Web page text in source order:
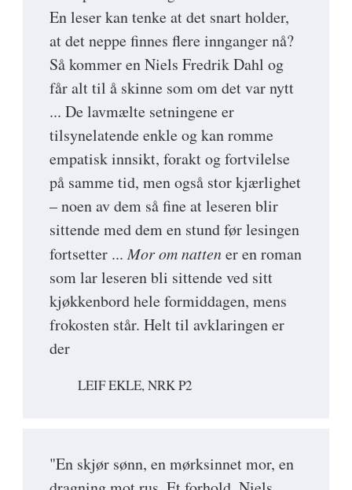
En leser kan tenke at det snart holder,
at det neppe finnes flere innganger nå?
Så kommer en Niels Fredrik Dahl og
får alt til å skinne som om det var nytt
... De lavmælte setningene er
tilsynelatende enkle og kan romme
empatisk innsikt, forakt og fortvilelse
på samme tid, men også stor kjærlighet
– noen av dem så fine at leseren blir
sittende med dem en stund før lesingen
fortsetter ...Mor om nattener en roman
som lar leseren bli sittende ved sitt
kjøkkenbord hele formiddagen, mens
frokosten står. Helt til avklaringen er
der
LEIF EKLE, NRK P2
"En skjør sønn, en mørksinnet mor, en